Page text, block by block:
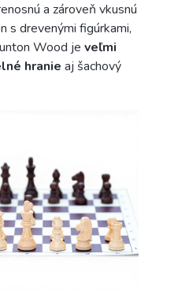
a zároveň vkusnú
s drevenými figúrkami,
Wood je veľmi
hranie aj šachový